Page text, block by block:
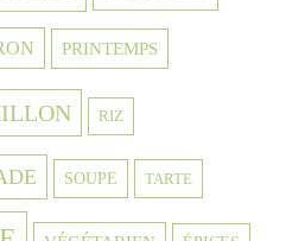
PRINTEMPS
RIZ
SOUPE TARTE